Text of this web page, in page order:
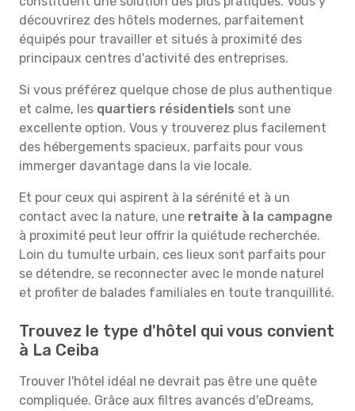
découvrirez des hôtels modernes, parfaitement
équipés pour travailler et situés à proximité des
principaux centres d'activité des entreprises.
Si vous préférez quelque chose de plus authentique
et calme, les quartiers résidentiels sont une
excellente option. Vous y trouverez plus facilement
des hébergements spacieux, parfaits pour vous
immerger davantage dans la vie locale.
Et pour ceux qui aspirent à la sérénité et à un
contact avec la nature, une retraite à la campagne
à proximité peut leur offrir la quiétude recherchée.
Loin du tumulte urbain, ces lieux sont parfaits pour
se détendre, se reconnecter avec le monde naturel
et profiter de balades familiales en toute tranquillité.
Trouvez le type d'hôtel qui vous convient
à La Ceiba
Trouver l'hôtel idéal ne devrait pas être une quête
compliquée. Grâce aux filtres avancés d'eDreams,